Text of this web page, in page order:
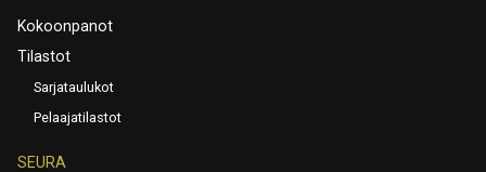
Kokoonpanot
Tilastot
Sarjataulukot
Pelaajatilastot
SEURA